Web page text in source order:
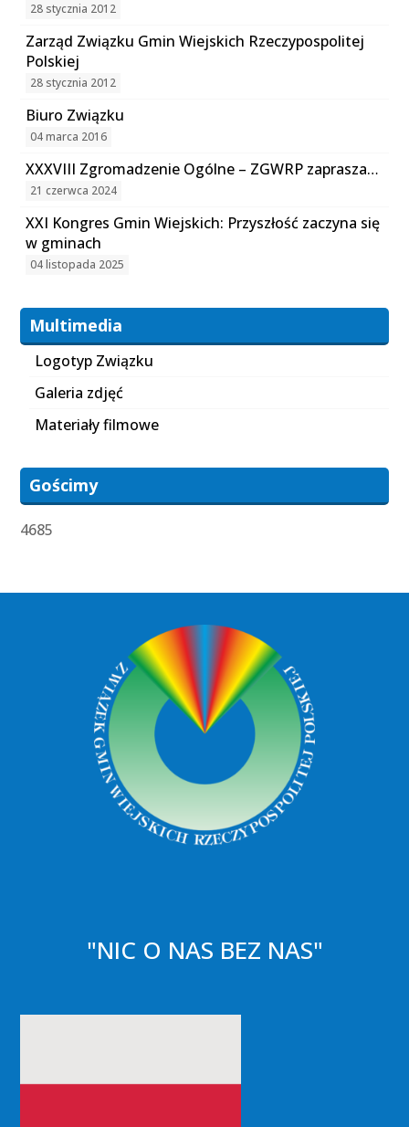
28 stycznia 2012
Zarząd Związku Gmin Wiejskich Rzeczypospolitej
Polskiej
28 stycznia 2012
Biuro Związku
04 marca 2016
XXXVIII Zgromadzenie Ogólne – ZGWRP zaprasza…
21 czerwca 2024
XXI Kongres Gmin Wiejskich: Przyszłość zaczyna się
w gminach
04 listopada 2025
Multimedia
Logotyp Związku
Galeria zdjęć
Materiały filmowe
Gościmy
4685
"NIC O NAS BEZ NAS"